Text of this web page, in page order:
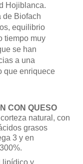
Hojiblanca.
de Biofach
equilibrio
tiempo muy
se han
a una
que enriquece
CON QUESO
natural, con
grasos
3 y en